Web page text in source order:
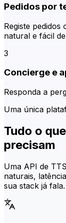
Pedidos por
Registe pedidos
natural e fácil
3
Concierge e
Responda a
Uma única
Tudo o
precisam
Uma API de
naturais,
sua stack já fala.